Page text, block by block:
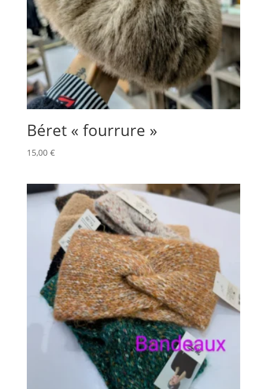
Béret « fourrure »
15,00 €